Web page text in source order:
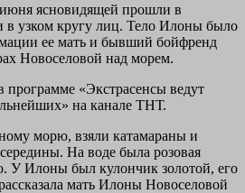
ясновидящей прошли в
в узком кругу лиц. Тело Илоны было
ее мать и бывший бойфренд
Новоселовой над морем.
программе «Экстрасенсы ведут
на канале ТНТ.
морю, взяли катамараны и
На воде была розовая
У Илоны был кулончик золотой, его
мать Илоны Новоселовой